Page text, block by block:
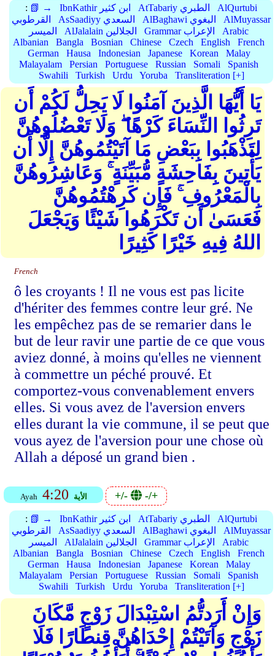
: 📗 → IbnKathir ابن كثير AtTabariy الطبري
AlQurtubi
القرطوبي
AsSaadiyy السعدي AlBaghawi البغوي
AlMuyassar
الميسر
AlJalalain الجلالين Grammar الإعراب
Arabic
Albanian
Bangla Bosnian Chinese Czech English
French
German
Hausa Indonesian Japanese Korean
Malay
Malayalam
Persian Portuguese Russian Somali
Spanish
Swahili
Turkish Urdu Yoruba Transliteration [+]
يَا أَيُّهَا الَّذِينَ آمَنُوا لَا يَحِلُّ لَكُمْ أَن
تَرِثُوا النِّسَاءَ كَرْهًا ۖ وَلَا تَعْضُلُوهُنَّ
لِتَذْهَبُوا بِبَعْضِ مَا آتَيْتُمُوهُنَّ إِلَّا أَن
يَأْتِينَ بِفَاحِشَةٍ مُّبَيِّنَةٍ ۚ وَعَاشِرُوهُنَّ
بِالْمَعْرُوفِ ۚ فَإِن كَرِهْتُمُوهُنَّ
فَعَسَىٰ أَن تَكْرَهُوا شَيْئًا وَيَجْعَلَ
اللهُ فِيهِ خَيْرًا كَثِيرًا
French
ô les croyants ! Il ne vous est pas licite
d'hériter des femmes contre leur gré. Ne
les empêchez pas de se remarier dans le
but de leur ravir une partie de ce que vous
aviez donné, à moins qu'elles ne viennent
à commettre un péché prouvé. Et
comportez-vous convenablement envers
elles. Si vous avez de l'aversion envers
elles durant la vie commune, il se peut que
vous ayez de l'aversion pour une chose où
Allah a déposé un grand bien .
Ayah 4:20 الأية +/- -/+
: 📗 → IbnKathir ابن كثير AtTabariy الطبري
AlQurtubi
القرطوبي
AsSaadiyy السعدي AlBaghawi البغوي
AlMuyassar
الميسر
AlJalalain الجلالين Grammar الإعراب
Arabic
Albanian
Bangla Bosnian Chinese Czech English
French
German
Hausa Indonesian Japanese Korean
Malay
Malayalam
Persian Portuguese Russian Somali
Spanish
Swahili
Turkish Urdu Yoruba Transliteration [+]
وَإِنْ أَرَدتُّمُ اسْتِبْدَالَ زَوْجٍ مَّكَانَ
زَوْجٍ وَآتَيْتُمْ إِحْدَاهُنَّ قِنطَارًا فَلَا